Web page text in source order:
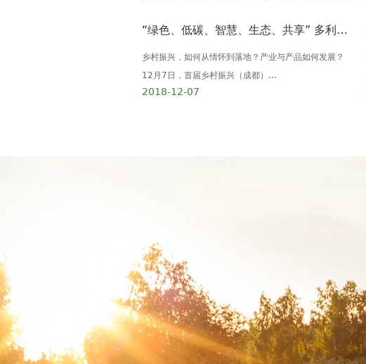
“绿色、低碳、智慧、生态、共享” 多利农庄·我的农场产品发布会在蓉举行
乡村振兴，如何从情怀到落地？产业与产品如何发展？
12月7日，首届乡村振兴（成都）...
2018-12-07